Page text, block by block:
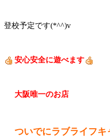
登校予定です(*^^)v
安心安全に遊べます
大阪唯一のお店
ついでにラブライフキ